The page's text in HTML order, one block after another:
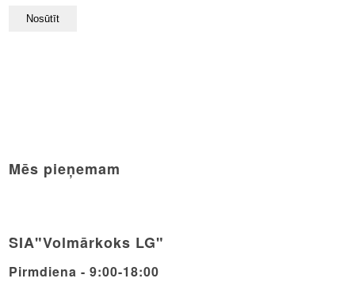
Mēs pieņemam
SIA"Volmārkoks LG"
Pirmdiena - 9:00-18:00